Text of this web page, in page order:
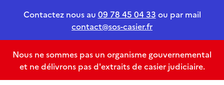
Contactez nous au 09 78 45 04 33 ou par mail
contact@sos-casier.fr
Nous ne sommes pas un organisme gouvernemental
et ne délivrons pas d'extraits de casier judiciaire.